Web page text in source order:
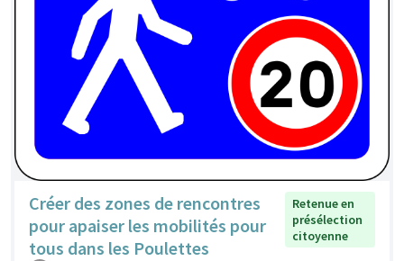
Créer des zones de rencontres
pour apaiser les mobilités pour
tous dans les Poulettes
Retenue en
présélection
citoyenne